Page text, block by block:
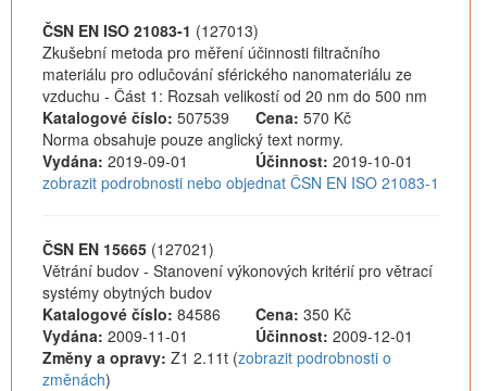
ČSN EN ISO 21083-1 (127013)
Zkušební metoda pro měření účinnosti filtračního
materiálu pro odlučování sférického nanomateriálu ze
vzduchu - Část 1: Rozsah velikostí od 20 nm do 500 nm
Katalogové číslo: 507539 Cena: 570 Kč
Norma obsahuje pouze anglický text normy.
Vydána: 2019-09-01 Účinnost: 2019-10-01
zobrazit podrobnosti nebo objednat ČSN EN ISO 21083-1
ČSN EN 15665 (127021)
Větrání budov - Stanovení výkonových kritérií pro větrací
systémy obytných budov
Katalogové číslo: 84586 Cena: 350 Kč
Vydána: 2009-11-01 Účinnost: 2009-12-01
Změny a opravy: Z1 2.11t (zobrazit podrobnosti o
změnách)